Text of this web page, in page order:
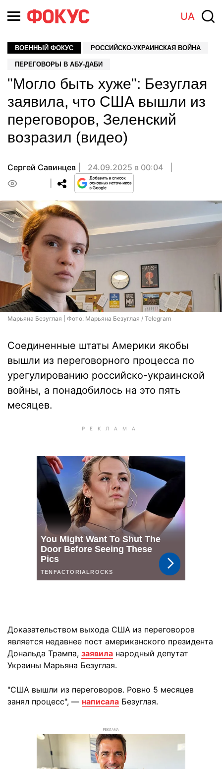
UA
ВОЕННЫЙ ФОКУС РОССИЙСКО-УКРАИНСКАЯ ВОЙНА
ПЕРЕГОВОРЫ В АБУ-ДАБИ
"Могло быть хуже": Безуглая
заявила, что США вышли из
переговоров, Зеленский
возразил (видео)
Сергей Савинцев
24.09.2025 в 00:04
Марьяна Безуглая | Фото: Марьяна Безуглая / Telegram
Соединенные штаты Америки якобы
вышли из переговорного процесса по
урегулированию российско-украинской
войны, а понадобилось на это пять
месяцев.
Доказательством выхода США из переговоров
является недавнее пост американского президента
Дональда Трампа, заявила народный депутат
Украины Марьяна Безуглая.
"США вышли из переговоров. Ровно 5 месяцев
занял процесс", — написала Безуглая.
РЕКЛАМА